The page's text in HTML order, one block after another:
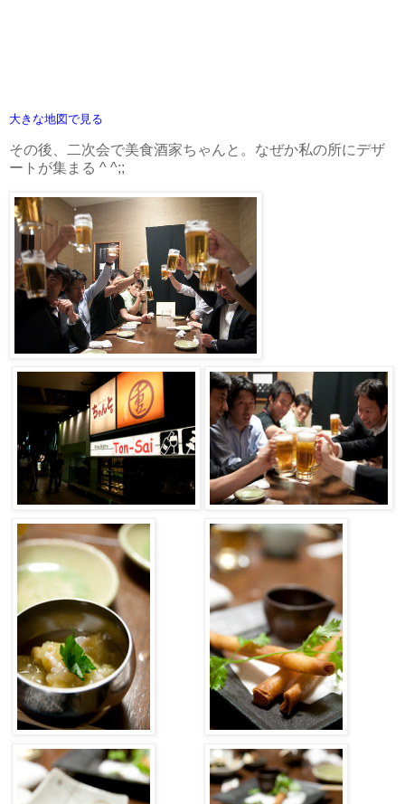
大きな地図で見る
その後、二次会で美食酒家ちゃんと。なぜか私の所にデザ
ートが集まる ^ ^;;